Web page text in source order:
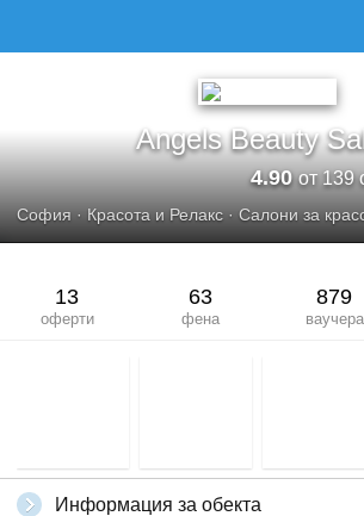
Angels Beauty
4.90от 139
София · Красота и Релакс · Салони за
13
оферти
63
фена
879
ваучера
Информация за обекта